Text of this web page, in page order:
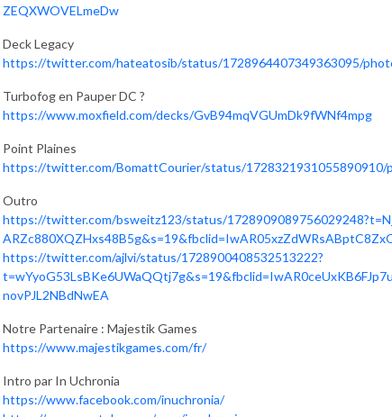
ZEQXWOVELmeDw
Deck Legacy
https://twitter.com/hateatosib/status/1728964407349363095/
Turbofog en Pauper DC ?
https://www.moxfield.com/decks/GvB94mqVGUmDk9fWNf4mpg
Point Plaines
https://twitter.com/BomattCourier/status/1728321931055890910/
Outro
https://twitter.com/bsweitz123/status/
https://twitter.com/ajlvi/status/1728900408532513222?
novPJL2NBdNwEA
Notre Partenaire : Majestik Games
https://www.majestikgames.com/fr/
Intro par In Uchronia
https://www.facebook.com/inuchronia/